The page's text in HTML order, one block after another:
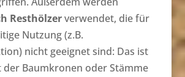
Resthölzerverwendet, die für
Nutzung (z.B.
nicht geeignet sind: Das ist
der Baumkronen oder Stämme